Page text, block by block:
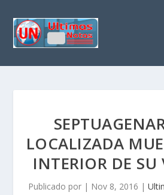
LOCALIZADA
INTERIOR DE
Publicado por | Nov 8, 2016 |